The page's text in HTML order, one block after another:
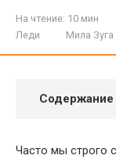
На чтение: 10 мин
Леди
Мила Зуга
Содержание
Часто мы строго